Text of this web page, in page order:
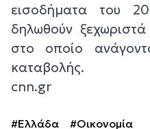
εισοδήματα του
δηλωθούν
στο οποίο
καταβολής.
cnn.gr
#Ελλάδα
#Οικονομία